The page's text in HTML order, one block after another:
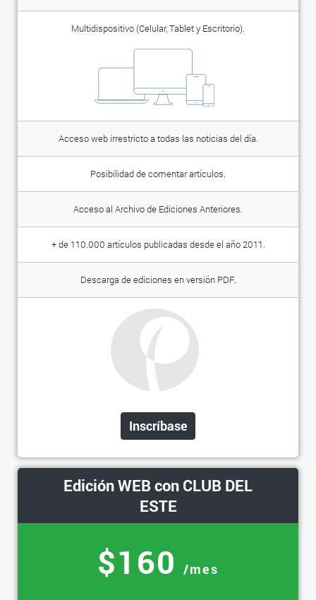
Multidispositivo (Celular, Tablet y Escritorio).
Acceso web irrestricto a todas las noticias del día.
Posibilidad de comentar artículos.
Acceso al Archivo de Ediciones Anteriores.
+ de 110.000 artículos publicadas desde el año 2011.
Descarga de ediciones en versión PDF.
Inscríbase
Edición WEB con CLUB DEL
ESTE
$160 /mes